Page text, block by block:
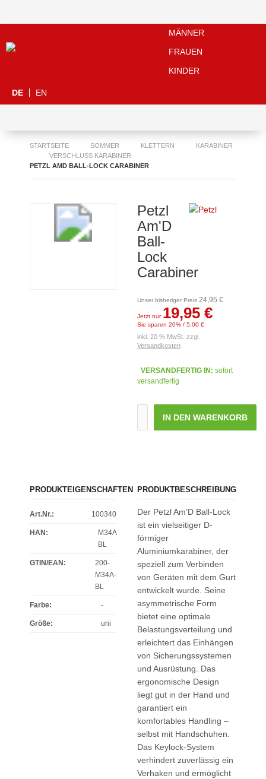
MÄNNER
FRAUEN
KINDER
DE EN
STARTSEITE SOMMER KLETTERN
KARABINER
VERSCHLUSS KARABINER
PETZL AMD BALL-LOCK CARABINER
Petzl
Am'D
Ball-
Lock
Carabiner
Unser bisheriger Preis 24,95 €
Jetzt nur 19,95 €
Sie sparen 20% / 5,00 €
inkl. 20 % MwSt. zzgl.
Versandkosten
VERSANDFERTIG IN: sofort
versandfertig
IN DEN WARENKORB
PRODUKTEIGENSCHAFTEN
Art.Nr.: 100340
HAN:
M34A
BL
GTIN/EAN:
200-
M34A-
BL
Farbe: -
Größe: uni
PRODUKTBESCHREIBUNG
Der Petzl Am’D Ball-Lock
ist ein vielseitiger D-
förmiger
Aluminiumkarabiner, der
speziell zum Verbinden
von Geräten mit dem Gurt
entwickelt wurde. Seine
asymmetrische Form
bietet eine optimale
Belastungsverteilung und
erleichtert das Einhängen
von Sicherungssystemen
und Ausrüstung. Das
ergonomische Design
liegt gut in der Hand und
garantiert ein
komfortables Handling –
selbst mit Handschuhen.
Das Keylock-System
verhindert zuverlässig ein
Verhaken und ermöglicht